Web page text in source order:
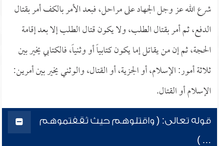
شرع الله عز وجل الجهاد على مراحل، فبعد الأمر بالكف أمر بقتال
الدفع، ثم أمر بقتال الطلب، ولا يكون قتال الطلب إلا بعد إقامة
الحجة، ثم إن من يقاتل إما يكون كتابياً أو وثنياً، فالكتابي يخير بين
ثلاثة أمور: الإسلام، أو الجزية، أو القتال، والوثني يخير بين أمرين:
الإسلام أو القتال.
قوله تعالى: ( واقتلوهم حيث ثقفتموهم
... )